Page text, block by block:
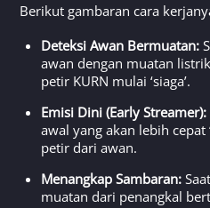
Berikut gambaran cara
Deteksi Awan Bermuatan:
awan dengan muatan
petir KURN mulai ‘siaga’.
Emisi Dini (Early Streamer):
awal yang akan lebih cepat
petir dari awan.
Menangkap Sambaran:
muatan dari penangkal